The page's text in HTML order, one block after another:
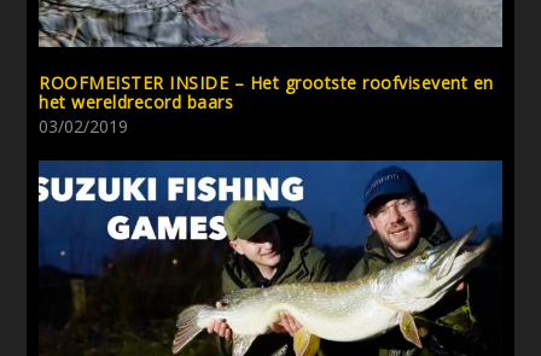
ROOFMEISTER INSIDE – Het grootste roofvisevent en
het wereldrecord baars
03/02/2019